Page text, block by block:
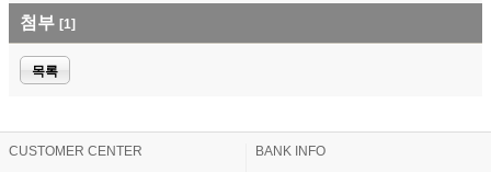
첨부 [1]
목록
CUSTOMER CENTER BANK INFO